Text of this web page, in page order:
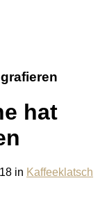
hat
in Kaffeeklatsch